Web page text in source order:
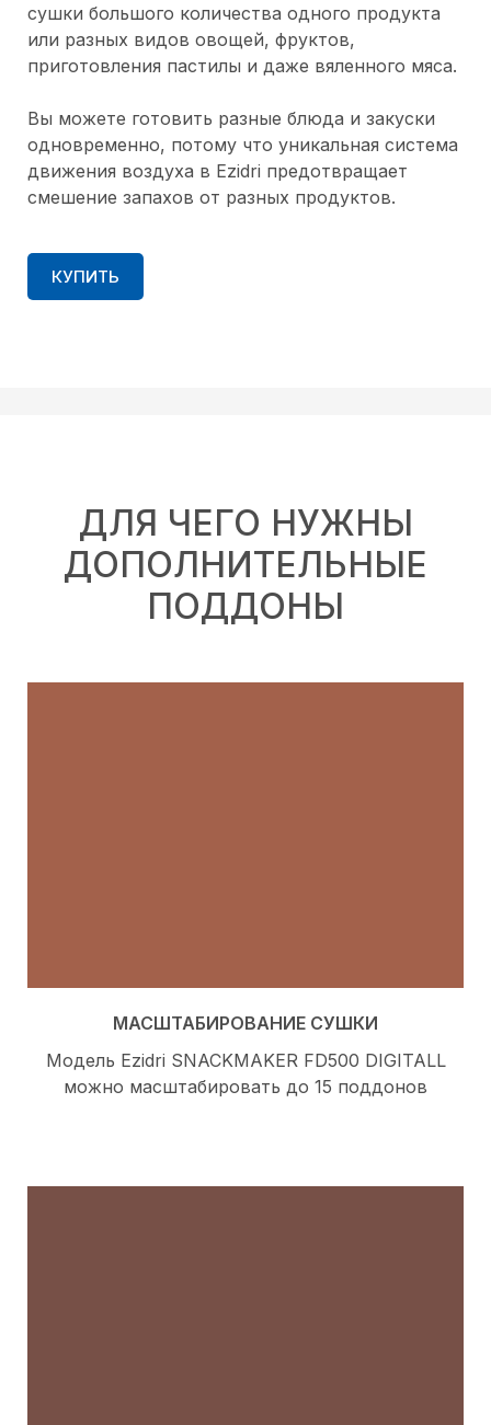
сушки большого количества одного продукта
или разных видов овощей, фруктов,
приготовления пастилы и даже вяленного мяса.
Вы можете готовить разные блюда и закуски
одновременно, потому что уникальная система
движения воздуха в Ezidri предотвращает
смешение запахов от разных продуктов.
КУПИТЬ
ДЛЯ ЧЕГО НУЖНЫ
ДОПОЛНИТЕЛЬНЫЕ
ПОДДОНЫ
МАСШТАБИРОВАНИЕ СУШКИ
Модель Ezidri SNACKMAKER FD500 DIGITALL
можно масштабировать до 15 поддонов